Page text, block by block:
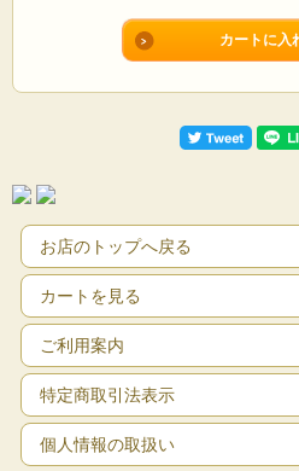
お店のトップへ戻る
カートを見る
ご利用案内
特定商取引法表示
個人情報の取扱い